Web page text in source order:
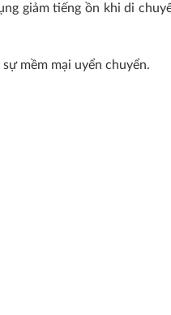
giảm tiếng ồn khi di
mềm mại uyển chuyển.